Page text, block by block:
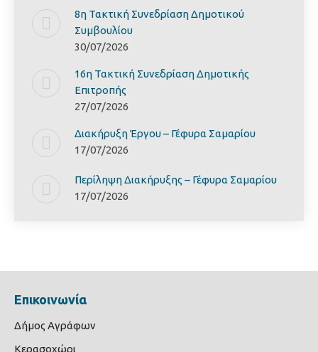
8η Τακτική Συνεδρίαση Δημοτικού
Συμβουλίου
30/07/2026
16η Τακτική Συνεδρίαση Δημοτικής
Επιτροπής
27/07/2026
Διακήρυξη Έργoυ – Γέφυρα Σαμαρίoυ
17/07/2026
Περίληψη Διακήρυξης – Γέφυρα Σαμαρίoυ
17/07/2026
Επικοινωνία
Δήμος Αγράφων
Κερασοχώρι